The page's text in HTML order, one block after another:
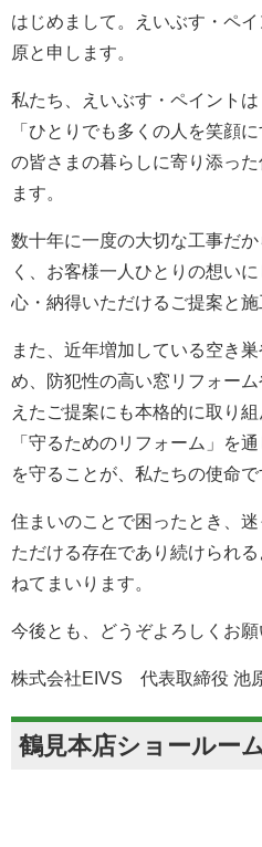
はじめまして。えいぶす・ペ
原と申します。
私たち、えいぶす・ペイントは
「ひとりでも多くの人を笑顔
の皆さまの暮らしに寄り添っ
ます。
数十年に一度の大切な工事だ
く、お客様一人ひとりの想い
心・納得いただけるご提案と施
また、近年増加している空き
め、防犯性の高い窓リフォー
えたご提案にも本格的に取り組
「守るためのリフォーム」を
を守ることが、私たちの使命で
住まいのことで困ったとき、
ただける存在であり続けられ
ねてまいります。
今後とも、どうぞよろしくお願
株式会社EIVS 代表取締役 池
鶴見本店ショールー